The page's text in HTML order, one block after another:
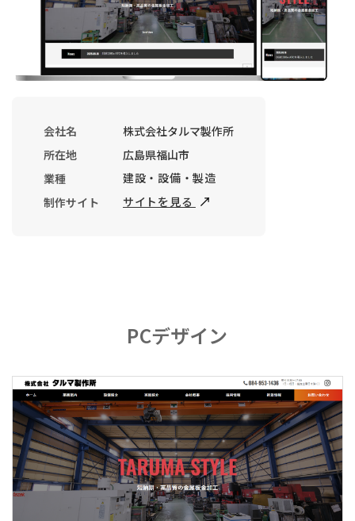
会社名
株式会社タルマ製作所
所在地
広島県福山市
業種
建設・設備・製造
制作サイト
サイトを見る
PCデザイン